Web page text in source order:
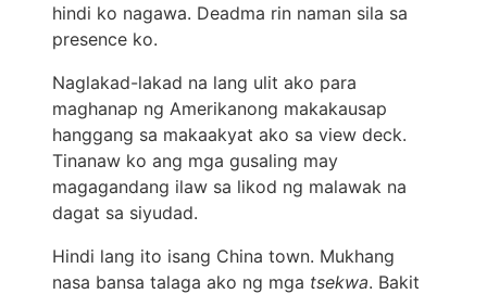
hindi ko nagawa. Deadma rin naman sila sa
presence ko.
Naglakad-lakad na lang ulit ako para
maghanap ng Amerikanong makakausap
hanggang sa makaakyat ako sa view deck.
Tinanaw ko ang mga gusaling may
magagandang ilaw sa likod ng malawak na
dagat sa siyudad.
Hindi lang ito isang China town. Mukhang
nasa bansa talaga ako ng mga tsekwa. Bakit